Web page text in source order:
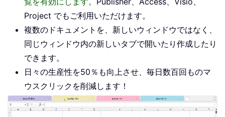
Project でもご利用いただけます。
複数のドキュメントを、新しいウィンドウではなく、
同じウィンドウ内の新しいタブで開いたり作成したり
できます。
日々の生産性を50％も向上させ、毎日数百回ものマ
ウスクリックを削減します！